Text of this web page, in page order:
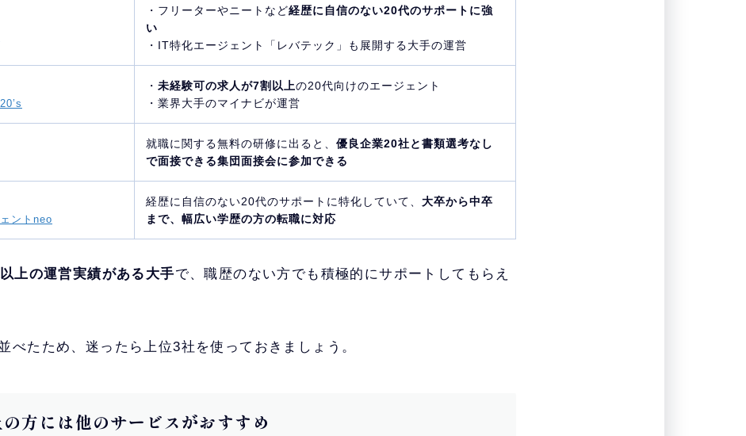
・フリーターやニートなど経歴に自信のない20代のサポートに強
い
・IT特化エージェント「レバテック」も展開する大手の運営
・ 未経験可の求人が7割以上の20代向けのエージェント
・業界大手のマイナビが運営
就職に関する無料の研修に出ると、 優良企業20社と書類選考なし
で面接できる集団面接会に参加できる
ントneo
経歴に自信のない20代のサポートに特化していて、 大卒から中卒
まで、幅広い学歴の方の転職に対応
上の運営実績がある大手で、職歴のない方でも積極的にサポートしてもらえ
べたため、迷ったら上位3社を使っておきましょう。
方には他のサービスがおすすめ